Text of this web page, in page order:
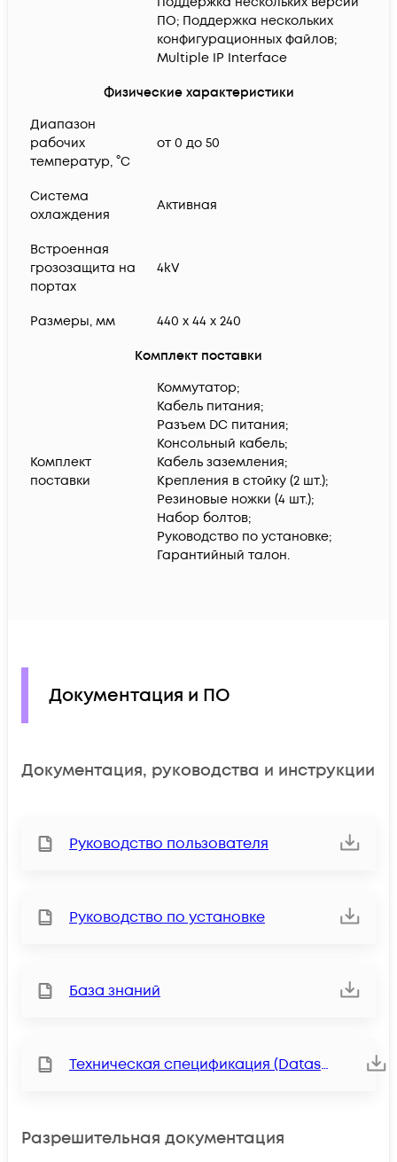
ПО; Поддержка нескольких
конфигурационных файлов;
Multiple IP Interface
Физические характеристики
Диапазон
рабочих
температур, °C
от 0 до 50
Система
охлаждения
Активная
Встроенная
грозозащита на
портах
4kV
Размеры, мм 440 x 44 x 240
Комплект поставки
Комплект
поставки
Коммутатор;
Кабель питания;
Разъем DC питания;
Консольный кабель;
Кабель заземления;
Крепления в стойку (2 шт.);
Резиновые ножки (4 шт.);
Набор болтов;
Руководство по установке;
Гарантийный талон.
Документация и ПО
Документация, руководства и инструкции
Руководство пользователя
Руководство по установке
База знаний
Техническая спецификация (Datasheet)
Разрешительная документация